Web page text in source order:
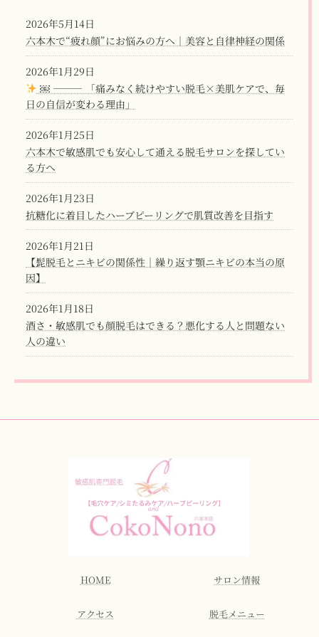
2026年5月14日
六本木で“疲れ顔”にお悩みの方へ｜美容と自律神経の関係
2026年1月29日
￼ ⸻ 「痛みなく続けやすい脱毛×美肌ケアで、毎
日の自信が変わる理由」
2026年1月25日
六本木で敏感肌でも安心して通える脱毛サロンを探してい
る方へ
2026年1月23日
抗糖化に着目したハーブピーリングで肌質改善を目指す
2026年1月21日
【髭脱毛とニキビの関係性｜繰り返す顎ニキビの本当の原
因】
2026年1月18日
酒さ・敏感肌でも顔脱毛はできる？悪化する人と問題ない
人の違い
HOME サロン情報
アクセス 脱毛メニュー